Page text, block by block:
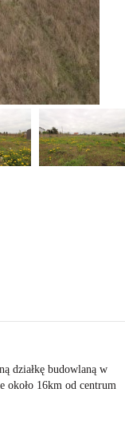
działkę budowlaną w
około 16km od centrum